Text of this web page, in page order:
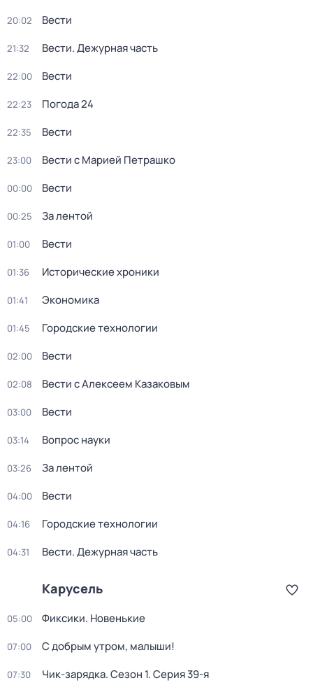
20:02 Вести
21:32 Вести. Дежурная часть
22:00 Вести
22:23 Погода 24
22:35 Вести
23:00 Вести с Марией Петрашко
00:00 Вести
00:25 За лентой
01:00 Вести
01:36 Исторические хроники
01:41 Экономика
01:45 Городские технологии
02:00 Вести
02:08 Вести с Алексеем Казаковым
03:00 Вести
03:14 Вопрос науки
03:26 За лентой
04:00 Вести
04:16 Городские технологии
04:31 Вести. Дежурная часть
Карусель
05:00 Фиксики. Новенькие
07:00 С добрым утром, малыши!
07:30 Чик-зарядка. Сезон 1. Серия 39-я